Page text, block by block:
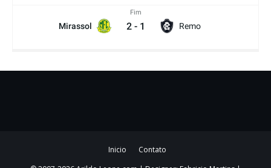
Mirassol
Fim
2 - 1 Remo
Inicio
Contato